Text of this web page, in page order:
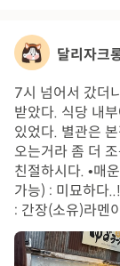
달리자크
7시 넘어서 갔더
받았다. 식당 내
있었다. 별관은
오는거라 좀 더
친절하시다. •매
가능) : 미묘하다
: 간장(소유)라멘